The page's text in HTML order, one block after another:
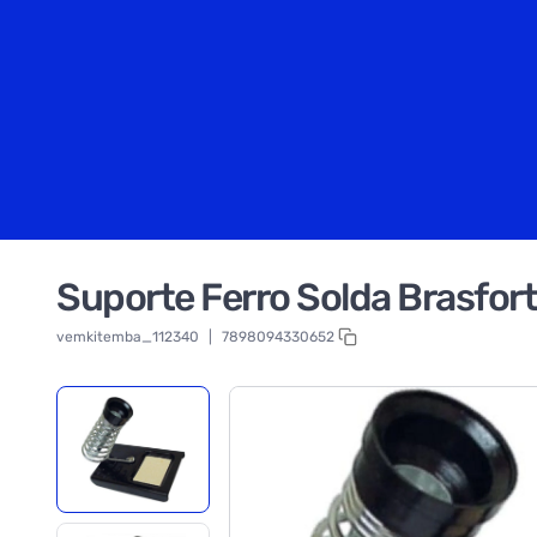
Suporte Ferro Solda Brasfort
vemkitemba_112340 7898094330652